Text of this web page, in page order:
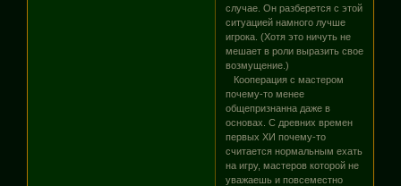
случае. Он разберется с этой
ситуацией намного лучше
игрока. (Хотя это ничуть не
мешает в роли выразить свое
возмущение.)
Кооперация с мастером
почему-то менее
общепризнанна даже в
основах. С древних времен
первых ХИ почему-то
считается нормальным ехать
на игру, мастеров которой не
уважаешь и повсеместно